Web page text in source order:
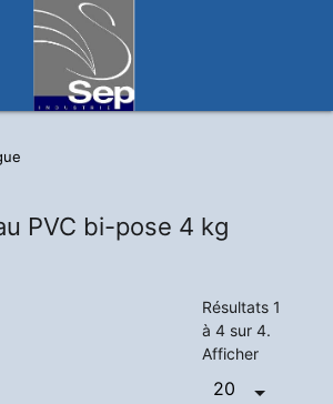
PVC bi-pose 4 kg
Résultats 1
à 4 sur 4.
Afficher